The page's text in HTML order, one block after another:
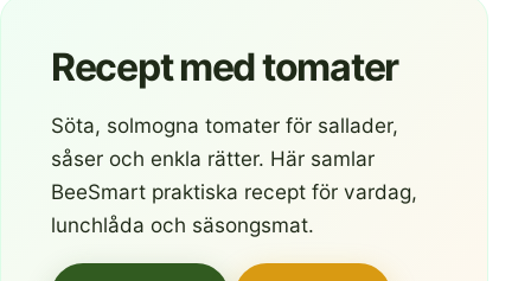
Recept med tomater
Söta, solmogna tomater för sallader,
såser och enkla rätter. Här samlar
BeeSmart praktiska recept för vardag,
lunchlåda och säsongsmat.